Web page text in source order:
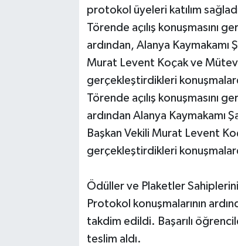
protokol üyeleri katılım
Törende açılış konuşmasını
ardından, Alanya
Murat Levent Koçak ve
gerçekleştirdikleri
Törende açılış konuşmasını
ardından Alanya Kaymakamı
Başkan Vekili Murat Levent
gerçekleştirdikleri
Ödüller ve Plaketler
Protokol konuşmalarının
takdim edildi. Başarılı
teslim aldı.